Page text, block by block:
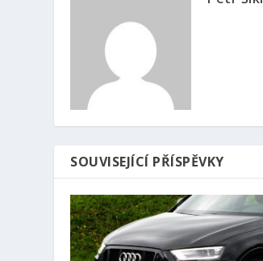
SOUVISEJÍCÍ PŘÍSPĚVKY